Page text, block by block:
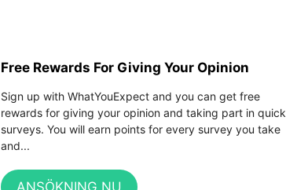
Free Rewards For Giving Your Opinion
Sign up with WhatYouExpect and you can get free
rewards for giving your opinion and taking part in quick
surveys. You will earn points for every survey you take
and...